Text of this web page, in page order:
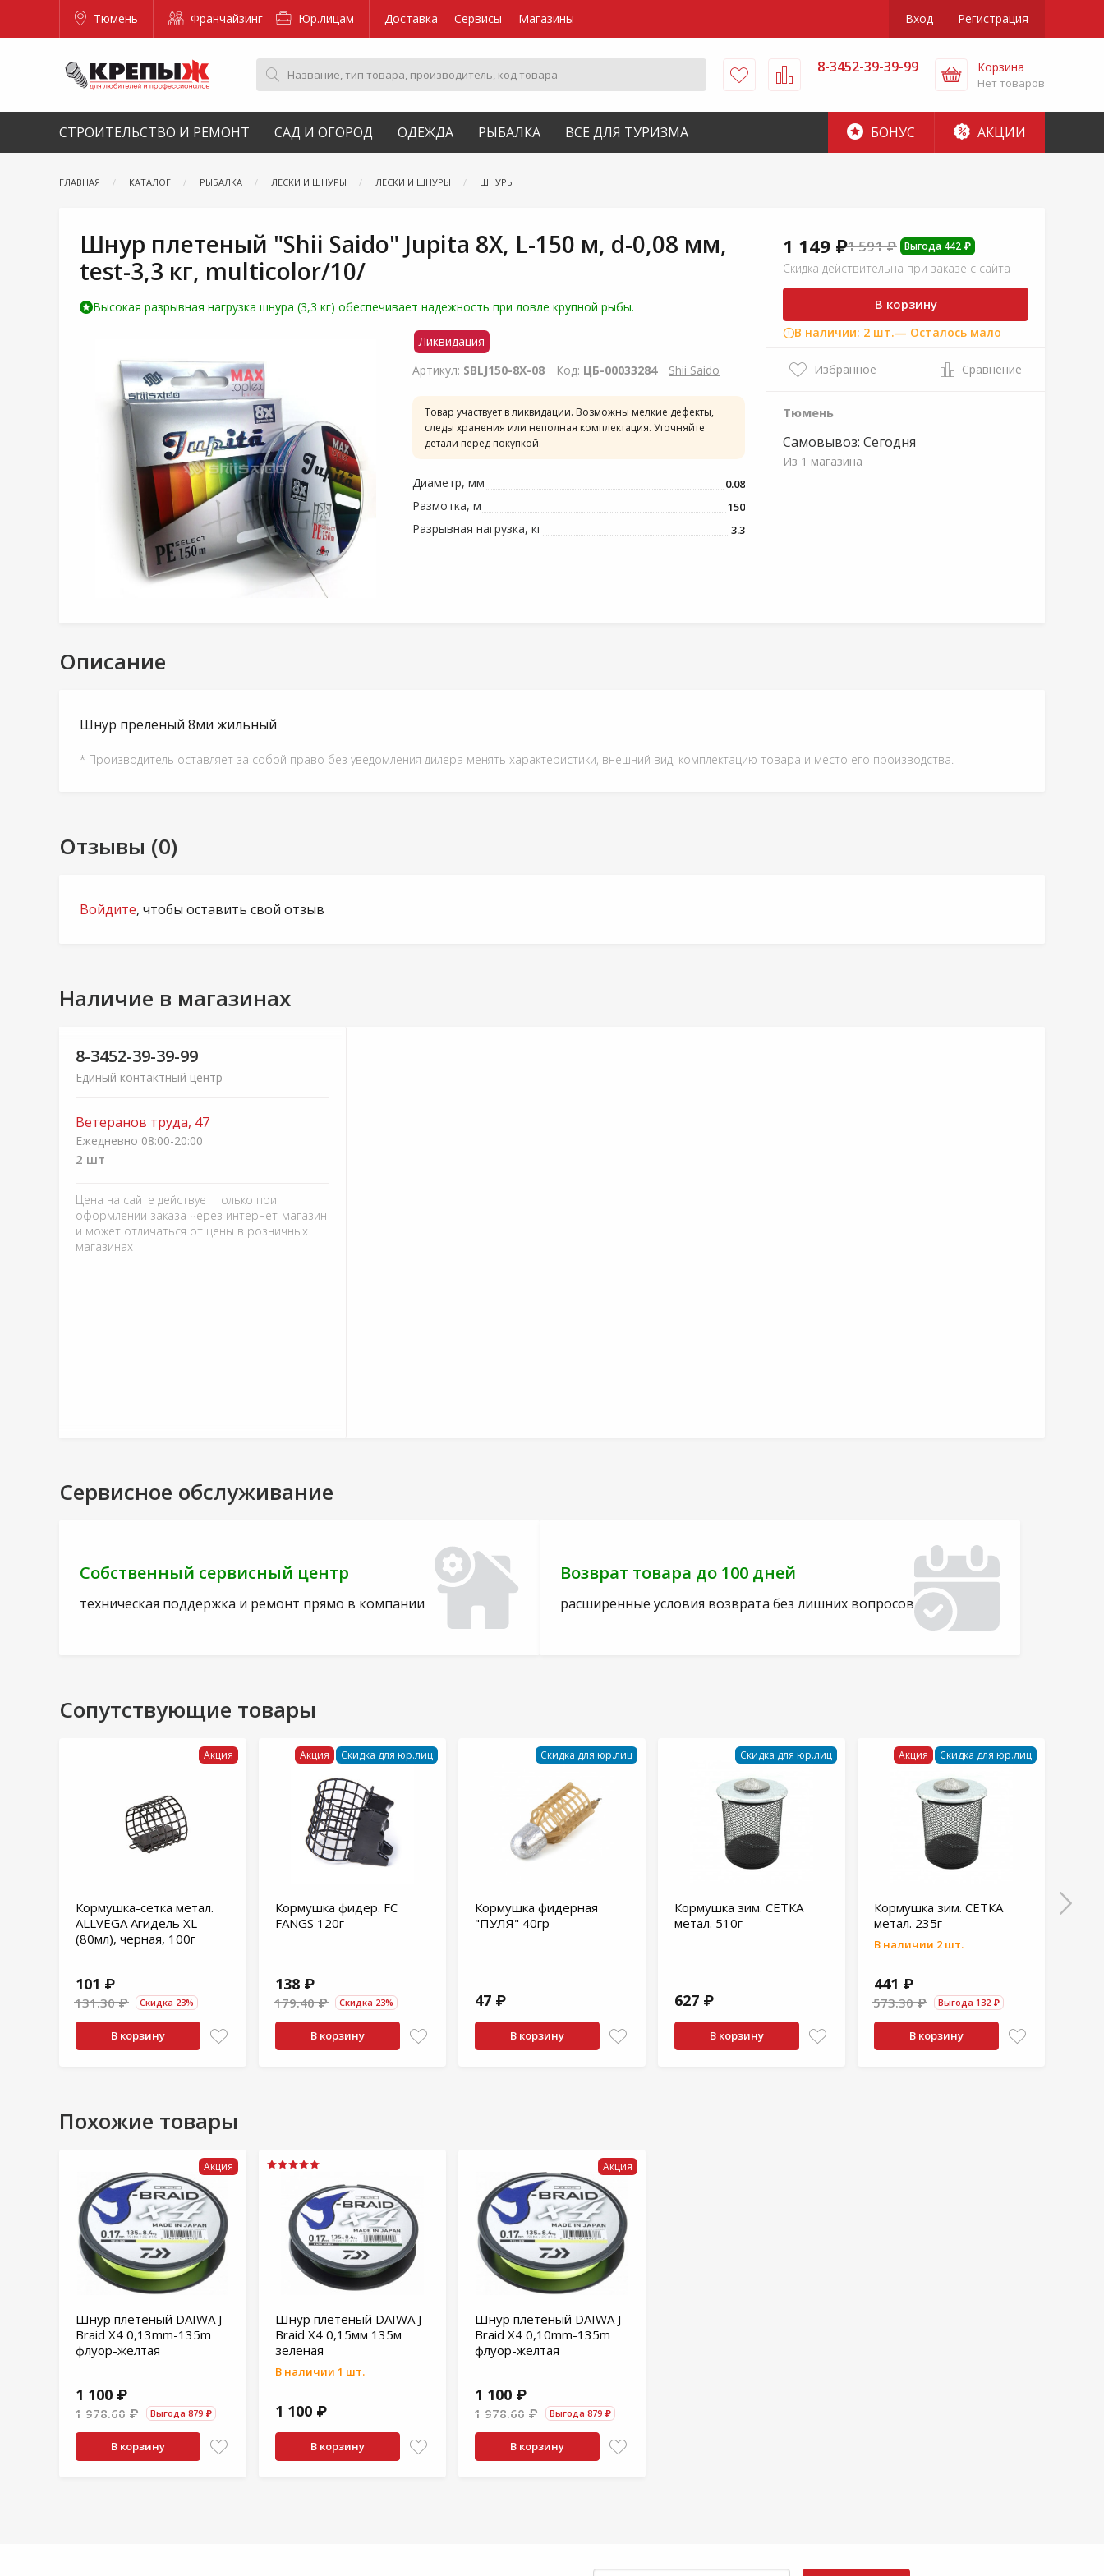
Тюмень Франчайзинг Юр.лицам Доставка Сервисы Магазины Вход Регистрация
8-3452-39-39-99 Корзина
Нет товаров
СТРОИТЕЛЬСТВО И РЕМОНТ САД И ОГОРОД ОДЕЖДА РЫБАЛКА ВСЕ ДЛЯ ТУРИЗМА БОНУС АКЦИИ
ГЛАВНАЯ КАТАЛОГ РЫБАЛКА ЛЕСКИ И ШНУРЫ ЛЕСКИ И ШНУРЫ ШНУРЫ
Шнур плетеный "Shii Saido" Jupita 8X, L-150 м, d-0,08 мм,
test-3,3 кг, multicolor/10/
Высокая разрывная нагрузка шнура (3,3 кг) обеспечивает надежность при ловле крупной рыбы.
Ликвидация
Артикул: SBLJ150-8X-08 Код: ЦБ-00033284 Shii Saido
Товар участвует в ликвидации. Возможны мелкие дефекты,
следы хранения или неполная комплектация. Уточняйте
детали перед покупкой.
Диаметр, мм 0.08
Размотка, м 150
Разрывная нагрузка, кг 3.3
1 149 ₽1 591 ₽ Выгода 442 ₽
Скидка действительна при заказе с сайта
В корзину
В наличии: 2 шт.— Осталось мало
Избранное Сравнение
Тюмень
Самовывоз: Сегодня
Из 1 магазина
Описание
Шнур преленый 8ми жильный
* Производитель оставляет за собой право без уведомления дилера менять характеристики, внешний вид, комплектацию товара и место его производства.
Отзывы (0)
Войдите, чтобы оставить свой отзыв
Наличие в магазинах
8-3452-39-39-99
Единый контактный центр
Ветеранов труда, 47
Ежедневно 08:00-20:00
2 шт
Цена на сайте действует только при
оформлении заказа через интернет-магазин
и может отличаться от цены в розничных
магазинах
Сервисное обслуживание
Собственный сервисный центр
техническая поддержка и ремонт прямо в компании
Возврат товара до 100 дней
расширенные условия возврата без лишних вопросов
Сопутствующие товары
Акция
Кормушка-сетка метал.
ALLVEGA Агидель XL
(80мл), черная, 100г
101 ₽
131.30 ₽ Скидка 23%
В корзину
Акция Скидка для юр.лиц
Кормушка фидер. FC
FANGS 120г
138 ₽
179.40 ₽ Скидка 23%
В корзину
Скидка для юр.лиц
Кормушка фидерная
"ПУЛЯ" 40гр
47 ₽
В корзину
Скидка для юр.лиц
Кормушка зим. СЕТКА
метал. 510г
627 ₽
В корзину
Акция Скидка для юр.лиц
Кормушка зим. СЕТКА
метал. 235г
В наличии 2 шт.
441 ₽
573.30 ₽ Выгода 132 ₽
В корзину
Похожие товары
Акция
Шнур плетеный DAIWA J-
Braid X4 0,13mm-135m
флуор-желтая
1 100 ₽
1 978.60 ₽ Выгода 879 ₽
В корзину
Шнур плетеный DAIWA J-
Braid X4 0,15мм 135м
зеленая
В наличии 1 шт.
1 100 ₽
В корзину
Акция
Шнур плетеный DAIWA J-
Braid X4 0,10mm-135m
флуор-желтая
1 100 ₽
1 978.60 ₽ Выгода 879 ₽
В корзину